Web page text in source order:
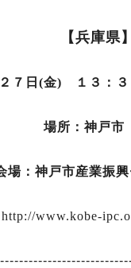
【兵庫県】
７日(金) １３：３
場所：神戸
場：神戸市産業振
http://www.kobe-